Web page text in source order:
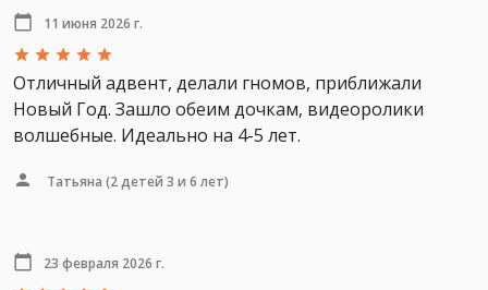
11 июня 2026 г.
Отличный адвент, делали гномов, приближали
Новый Год. Зашло обеим дочкам, видеоролики
волшебные. Идеально на 4-5 лет.
Татьяна (2 детей 3 и 6 лет)
23 февраля 2026 г.